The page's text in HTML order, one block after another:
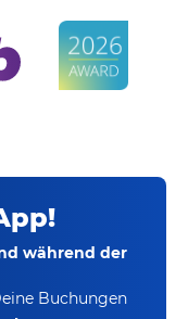
während der
Buchungen